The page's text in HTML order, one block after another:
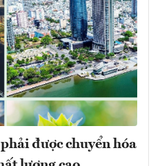
được chuyển hóa